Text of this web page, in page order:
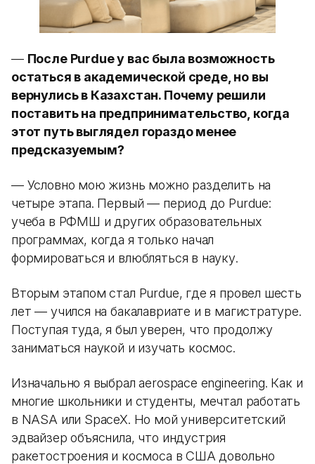
— После Purdue у вас была возможность
остаться в академической среде, но вы
вернулись в Казахстан. Почему решили
поставить на предпринимательство, когда
этот путь выглядел гораздо менее
предсказуемым?
— Условно мою жизнь можно разделить на
четыре этапа. Первый — период до Purdue:
учеба в РФМШ и других образовательных
программах, когда я только начал
формироваться и влюбляться в науку.
Вторым этапом стал Purdue, где я провел шесть
лет — учился на бакалавриате и в магистратуре.
Поступая туда, я был уверен, что продолжу
заниматься наукой и изучать космос.
Изначально я выбрал aerospace engineering. Как и
многие школьники и студенты, мечтал работать
в NASA или SpaceX. Но мой университетский
эдвайзер объяснила, что индустрия
ракетостроения и космоса в США довольно